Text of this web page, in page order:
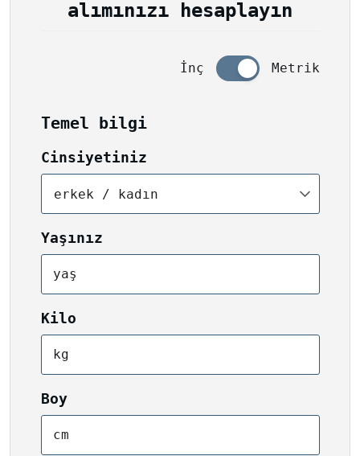
alımınızı hesaplayın
İnç Metrik
Temel bilgi
Cinsiyetiniz
erkek / kadın
Yaşınız
yaş
Kilo
kg
Boy
cm